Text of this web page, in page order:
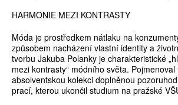
HARMONIE MEZI KONTRASTY
Móda je prostředkem nátlaku na
způsobem nacházení vlastní identity a
tvorbu Jakuba Polanky je charakteristické
mezi kontrasty“ módního světa. Pojmenoval
absolventskou kolekci doplněnou
prací, kterou ukončil studium na pražské